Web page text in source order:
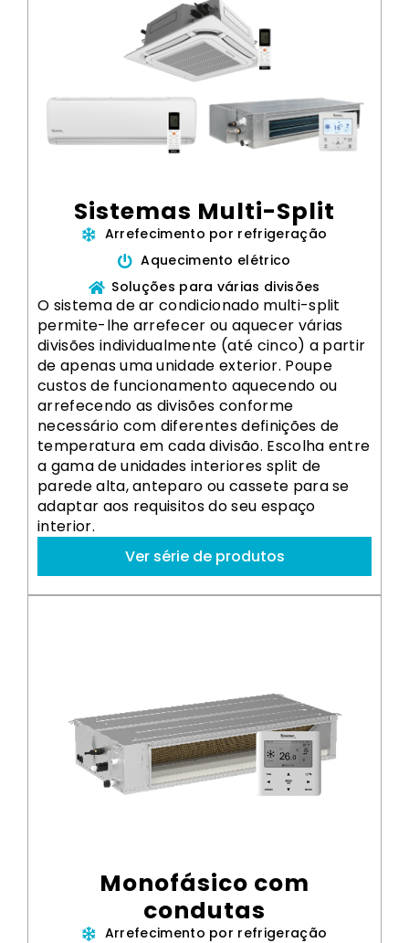
Sistemas Multi-Split
Arrefecimento por refrigeração
Aquecimento elétrico
Soluções para várias divisões
O sistema de ar condicionado multi-split
permite-lhe arrefecer ou aquecer várias
divisões individualmente (até cinco) a partir
de apenas uma unidade exterior. Poupe
custos de funcionamento aquecendo ou
arrefecendo as divisões conforme
necessário com diferentes definições de
temperatura em cada divisão. Escolha entre
a gama de unidades interiores split de
parede alta, anteparo ou cassete para se
adaptar aos requisitos do seu espaço
interior.
Ver série de produtos
Monofásico com
condutas
Arrefecimento por refrigeração